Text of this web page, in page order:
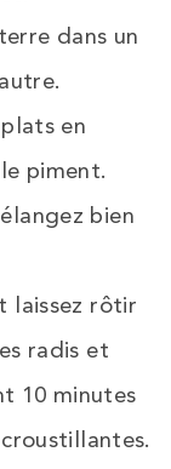
dans un
en
piment.
bien
laissez rôtir
radis et
10 minutes